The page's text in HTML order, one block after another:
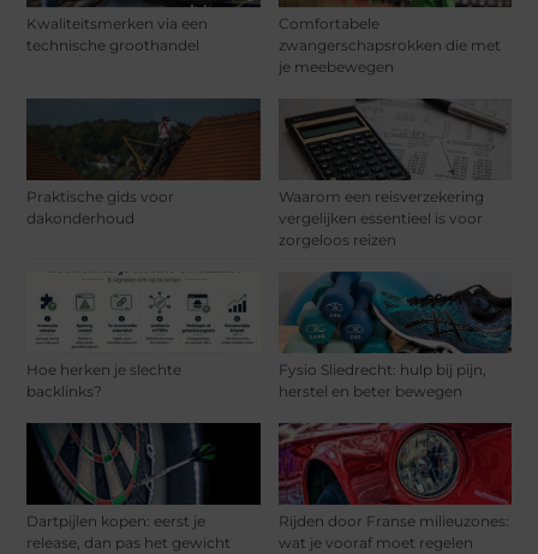
Kwaliteitsmerken via een
technische groothandel
Comfortabele
zwangerschapsrokken die met
je meebewegen
Praktische gids voor
dakonderhoud
Waarom een reisverzekering
vergelijken essentieel is voor
zorgeloos reizen
Hoe herken je slechte
backlinks?
Fysio Sliedrecht: hulp bij pijn,
herstel en beter bewegen
Dartpijlen kopen: eerst je
release, dan pas het gewicht
Rijden door Franse milieuzones:
wat je vooraf moet regelen